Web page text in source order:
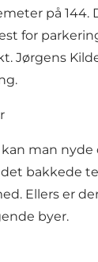
på 144.
for
Jørgens
man nyde
bakkede
Ellers er
byer.